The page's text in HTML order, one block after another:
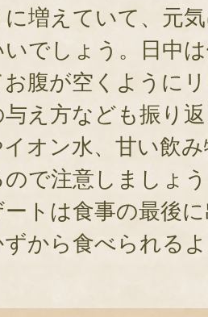
増えていて、元
でしょう。日中
腹が空くように
与え方なども振り
オン水、甘い飲
で注意しましょ
トは食事の最後
から食べられる